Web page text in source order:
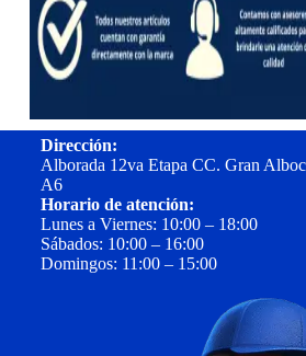
Dirección:
Alborada 12va Etapa CC. Gran
A6
Horario de atención:
Lunes a Viernes: 10:00 – 18:00
Sábados: 10:00 – 16:00
Domingos: 11:00 – 15:00